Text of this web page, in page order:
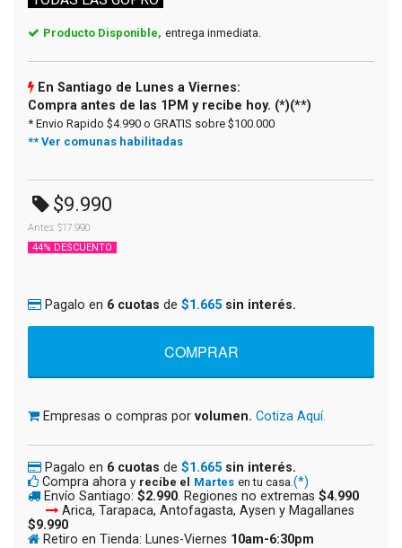
Producto Disponible, entrega inmediata.
En Santiago de Lunes a Viernes:
Compra antes de las 1PM y recibe hoy. (*)(**)
* Envio Rapido $4.990 o GRATIS sobre $100.000
** Ver comunas habilitadas
$9.990
Antes: $17.990
44% DESCUENTO
Pagalo en 6 cuotas de $1.665 sin interés.
Empresas o compras por volumen. Cotiza Aquí.
Pagalo en 6 cuotas de $1.665 sin interés.
Compra ahora y recíbe el Martes en tu casa. (*)
Envío Santiago: $2.990. Regiones no extremas $4.990
Arica, Tarapaca, Antofagasta, Aysen y Magallanes
$9.990
Retiro en Tienda: Lunes-Viernes 10am-6:30pm